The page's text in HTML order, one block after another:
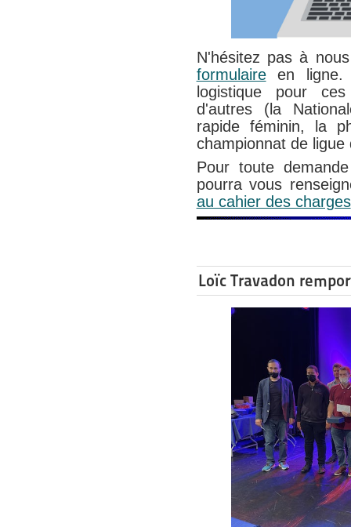
N'hésitez pas à
formulaireen ligne.
logistique pour
d'autres (la
rapide féminin, la
championnat de
Pour toute
pourra vous
au cahier des charges
Loïc Travadon